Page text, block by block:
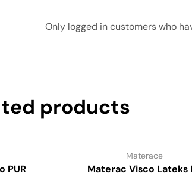
Only logged in customers who
products
PUR
Materace
Materac Visco Lateks